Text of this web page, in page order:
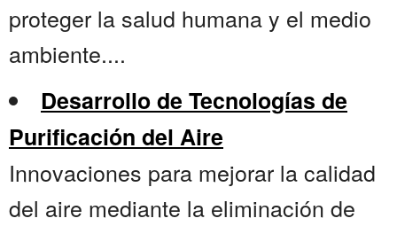
proteger la salud humana y el medio
ambiente....
Desarrollo de Tecnologías de
Purificación del Aire
Innovaciones para mejorar la calidad
del aire mediante la eliminación de